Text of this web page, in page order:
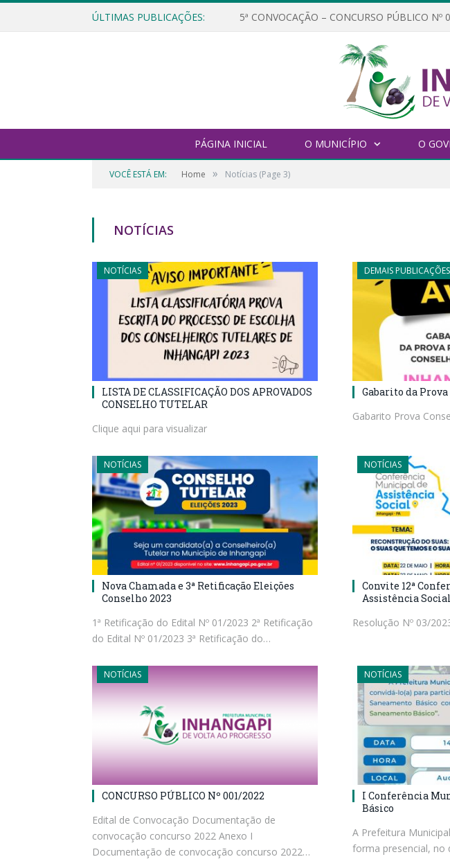
ÚLTIMAS PUBLICAÇÕES: 5ª CONVOCAÇÃO – CONCURSO PÚBLICO Nº
PÁGINA INICIAL O MUNICÍPIO O
VOCÊ ESTÁ EM: Home » Notícias (Page 3)
NOTÍCIAS
NOTÍCIAS
LISTA DE CLASSIFICAÇÃO DOS APROVADOS
CONSELHO TUTELAR
Clique aqui para visualizar
DEMAIS
Gabarito da
Gabarito Prova
NOTÍCIAS
Nova Chamada e 3ª Retificação Eleições
Conselho 2023
1ª Retificação do Edital Nº 01/2023 2ª Retificação
do Edital Nº 01/2023 3ª Retificação do…
NOTÍCIAS
Convite 12ª
Assistência Social
Resolução Nº 03/
NOTÍCIAS
CONCURSO PÚBLICO Nº 001/2022
Edital de Convocação Documentação de
convocação concurso 2022 Anexo I
Documentação de convocação concurso 2022…
NOTÍCIAS
I Conferência
Básico
A Prefeitura
forma presencial, no